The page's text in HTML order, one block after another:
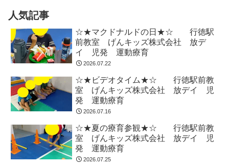
人気記事
☆★マクドナルドの日★☆ 行徳駅
前教室 げんキッズ株式会社 放デ
イ 児発 運動療育
2026.07.22
☆★ビデオタイム★☆ 行徳駅前教
室 げんキッズ株式会社 放デイ 児
発 運動療育
2026.07.16
☆★夏の療育参観★☆ 行徳駅前教
室 げんキッズ株式会社 放デイ 児
発 運動療育
2026.07.25